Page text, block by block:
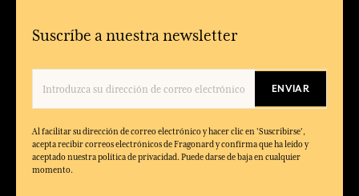
Suscríbe a nuestra newsletter
ENVIAR
Al facilitar su dirección de correo electrónico y hacer clic en 'Suscribirse',
acepta recibir correos electrónicos de Fragonard y confirma que ha leído y
aceptado nuestra política de privacidad. Puede darse de baja en cualquier
momento.